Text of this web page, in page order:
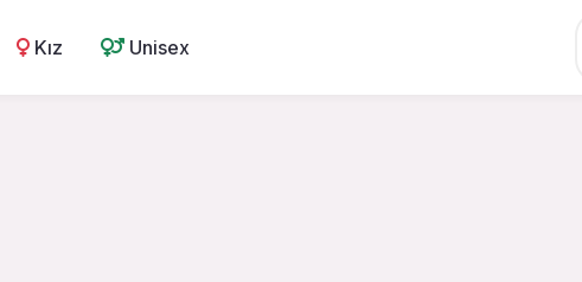
Kız Unisex